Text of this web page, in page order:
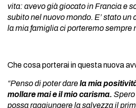
vita: avevo già giocato in Francia e
subito nel nuovo mondo. E’ stato un
la mia famiglia ci porteremo sempre
Che cosa porterai in questa nuova
“Penso di poter darela mia
mollare mai e il mio carisma.
possa raggiungere la salvezza il